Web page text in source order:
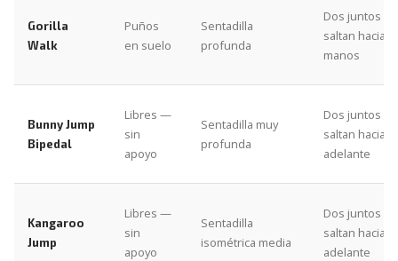
Gorilla
Walk
Puños
en suelo
Sentadilla
profunda
Dos juntos —
saltan hacia
manos
Bunny Jump
Bipedal
Libres —
sin
apoyo
Sentadilla muy
profunda
Dos juntos —
saltan hacia
adelante
Kangaroo
Jump
Libres —
sin
apoyo
Sentadilla
isométrica media
Dos juntos —
saltan hacia
adelante